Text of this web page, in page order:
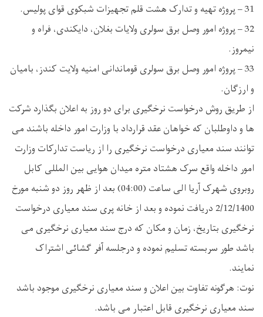
31 – پروژه تهیه و تدارک هشت قلم تجهیزات شبکوی قوای پولیس.
32 – پروژه امور وصل برق سولری ولایات بغلان، دایکندی، فراه و
نیمروز.
33 – پروژه امور وصل برق سولری قوماندانی امنیه ولایت کندز، بامیان
و ارزگان.
از طریق روش درخواست نرخگیری برای دو روز به اعلان بگذارد شرکت
ها و داوطلبان که خواهان عقد قرارداد با وزارت امور داخله باشند می
توانند سند معیاری درخواست نرخگیری را از ریاست تدارکات وزارت
امور داخله واقع سرک هشتاد متره میدان هوایی بین المللی کابل
روبروی شهرک آریا الی ساعت (04:00) بعد از ظهر روز دو شنبه مورخ
2/12/1400 دریافت نموده و بعد از خانه پری سند معیاری درخواست
نرخگیری بتاریخ، زمان و مکان که درج سند معیاری نرخگیری می
باشد طور سربسته تسلیم نموده و درجلسه آفر گشائی اشتراک
نمایند.
نوت: هرگونه تفاوت بین اعلان و سند معیاری نرخگیری موجود باشد
سند معیاری نرخگیری قابل اعتبار می باشد.